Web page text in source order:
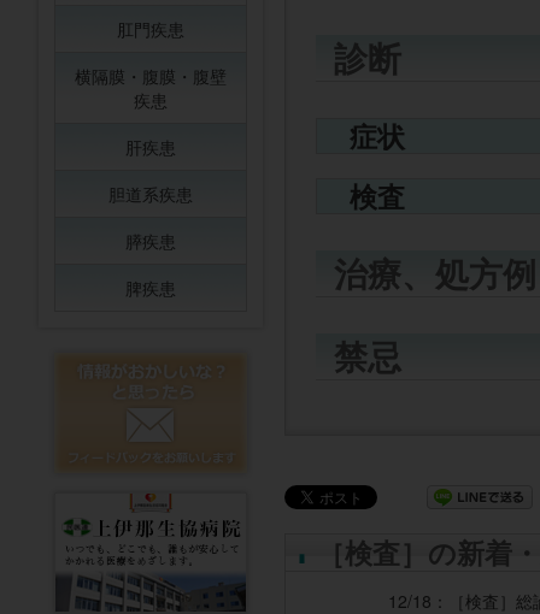
診断
症状
検査
治療、処方例
禁忌
［検査］の新着
12/18： ［検査］ 総
肛門疾患
横隔膜・腹膜・腹壁
疾患
肝疾患
胆道系疾患
膵疾患
脾疾患